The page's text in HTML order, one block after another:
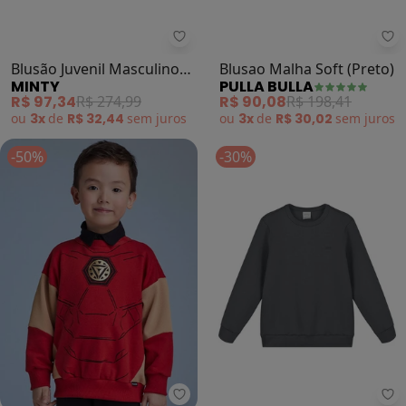
Minty - Blusão Juvenil Masculino
Blusão Juvenil Masculino
(Preto)
MINTY
R$ 97,34R$ 274,99
ou 3x de R$ 32,44 sem juros
Blusao Malha Soft (Preto)
PULLA BULLA
R$ 90,08R$ 198,41
ou 3x de R$ 30,02 sem juros
-50% -30%